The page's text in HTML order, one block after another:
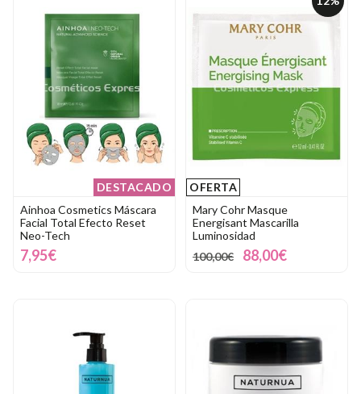
DESTACADO
Ainhoa Cosmetics Máscara
Facial Total Efecto Reset
Neo-Tech
7,95€
OFERTA
Mary Cohr Masque
Energisant Mascarilla
Luminosidad
100,00€
88,00€